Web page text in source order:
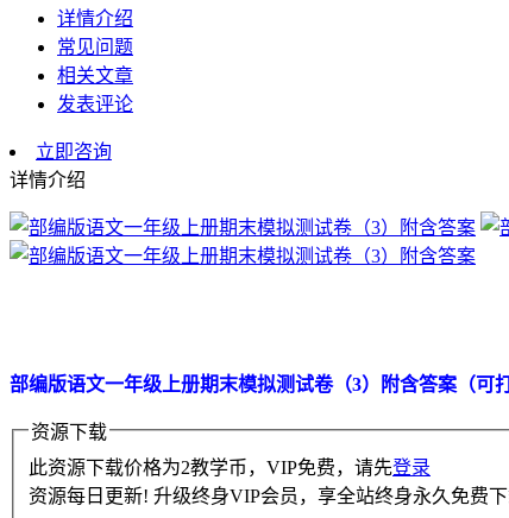
详情介绍
常见问题
相关文章
发表评论
立即咨询
详情介绍
部编版语文一年级上册期末模拟测试卷（3）附含答案（可
资源下载
此资源下载价格为2教学币，VIP免费，请先登录
资源每日更新! 升级终身VIP会员，享全站终身永久免费